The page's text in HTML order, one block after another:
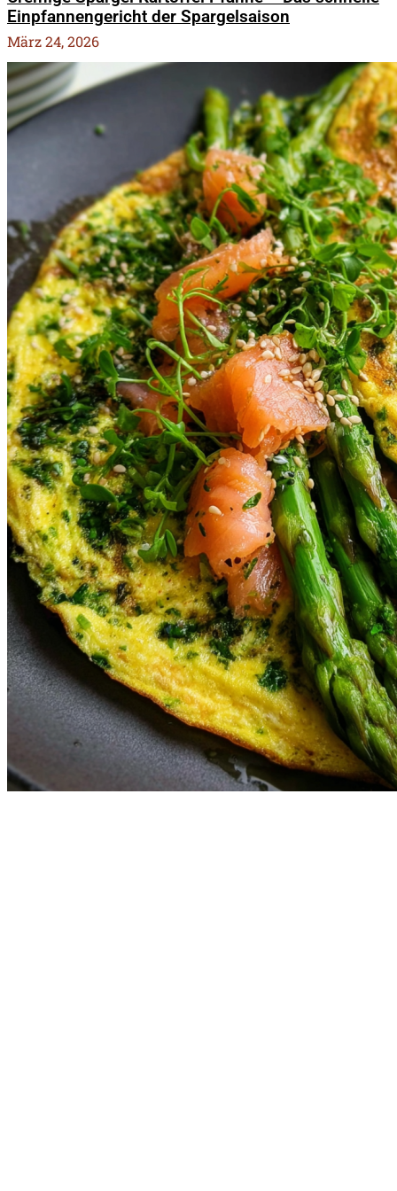
Einpfannengericht der Spargelsaison
März 24, 2026